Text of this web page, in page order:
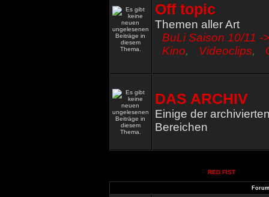
Off topic
Themen aller Art
BuLi Saison 10/11 -
Kino, Videoclips,
DAS ARCHIV
Einige der
Bereichen
RED FIST